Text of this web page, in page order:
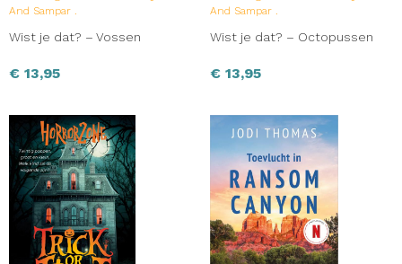
And Sampar .
Wist je dat? – Vossen
€ 13,95
And Sampar .
Wist je dat? – Octopussen
€ 13,95